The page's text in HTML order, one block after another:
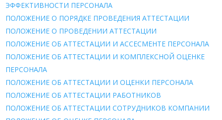
ЭФФЕКТИВНОСТИ ПЕРСОНАЛА
ПОЛОЖЕНИЕ О ПОРЯДКЕ ПРОВЕДЕНИЯ АТТЕСТАЦИИ
ПОЛОЖЕНИЕ О ПРОВЕДЕНИИ АТТЕСТАЦИИ
ПОЛОЖЕНИЕ ОБ АТТЕСТАЦИИ И АССЕСМЕНТЕ ПЕРСОНАЛА
ПОЛОЖЕНИЕ ОБ АТТЕСТАЦИИ И КОМПЛЕКСНОЙ ОЦЕНКЕ
ПЕРСОНАЛА
ПОЛОЖЕНИЕ ОБ АТТЕСТАЦИИ И ОЦЕНКИ ПЕРСОНАЛА
ПОЛОЖЕНИЕ ОБ АТТЕСТАЦИИ РАБОТНИКОВ
ПОЛОЖЕНИЕ ОБ АТТЕСТАЦИИ СОТРУДНИКОВ КОМПАНИИ